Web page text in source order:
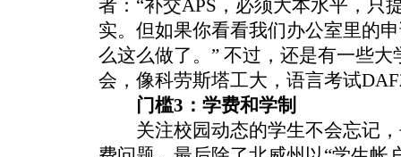
者：“补交APS，必须大本水平，只
实。但如果你看看我们办公室里的
么这么做了。” 不过，还是有一些
会，像科劳斯塔工大，语言考试
门槛3：学费和学制
关注校园动态的学生不会忘记，